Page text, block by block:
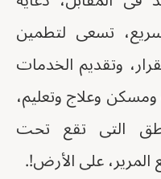
تسعى لتطمين
وتقديم الخدمات
وعلاج وتعليم،
التى تقع تحت
المرير، على الأرض!.